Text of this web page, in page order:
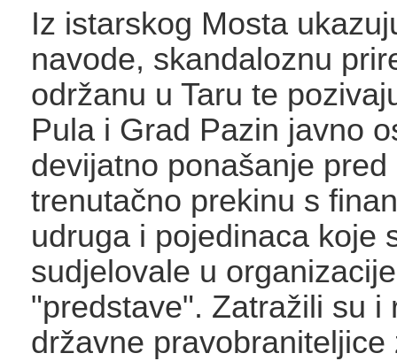
Iz istarskog Mosta
navode, skandaloznu
održanu u Taru te
Pula i Grad Pazin javno
devijatno ponašanje
trenutačno prekinu s
udruga i pojedinaca koje
sudjelovale u
"predstave". Zatražili su i
državne pravobraniteljice